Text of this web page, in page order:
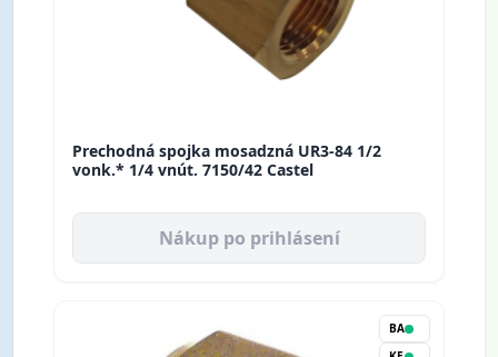
Prechodná spojka mosadzná UR3-84 1/2
vonk.* 1/4 vnút. 7150/42 Castel
Nákup po prihlásení
BA